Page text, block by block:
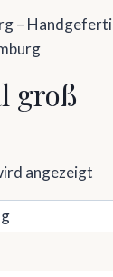
groß
angezeigt